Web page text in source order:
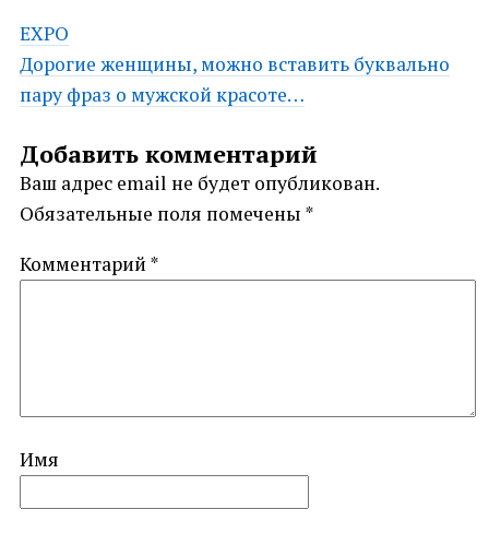
Post
navigation
EXPO
Дорогие женщины, можно вставить буквально
пару фраз о мужской красоте…
Добавить комментарий
Ваш адрес email не будет опубликован.
Обязательные поля помечены *
Комментарий *
Имя